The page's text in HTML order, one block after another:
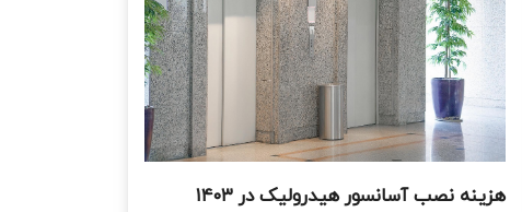
هزینه نصب آسانسور هیدرولیک در ۱۴۰۳